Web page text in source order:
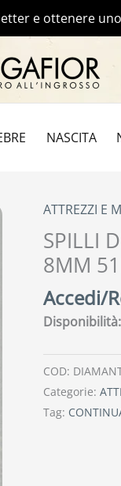
e ottenere uno
NASCITA
ATTREZZI E
SPILLI
8MM
Accedi/
Disponibilità:
COD:
Categorie:
Tag: